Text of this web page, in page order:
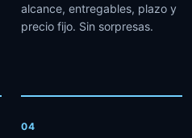
alcance, entregables, plazo y
precio fijo. Sin sorpresas.
04